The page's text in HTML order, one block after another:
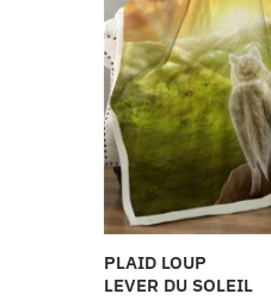
PLAID LOUP
LEVER DU SOLEIL